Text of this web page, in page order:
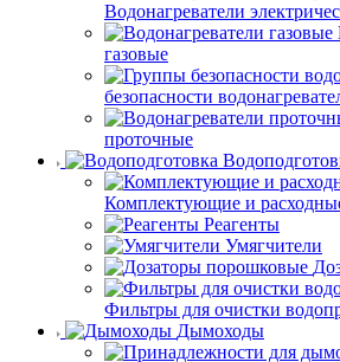
Водонагреватели
газовые
безопасности
проточные
Комплектующие и
Реагенты
Умягчители
Фильтры для очистки
Дымоходы